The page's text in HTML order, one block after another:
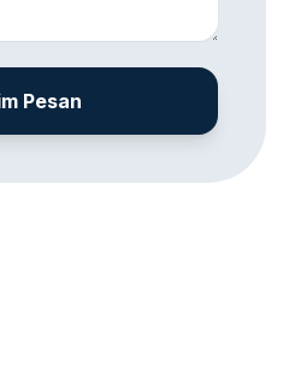
Pesan